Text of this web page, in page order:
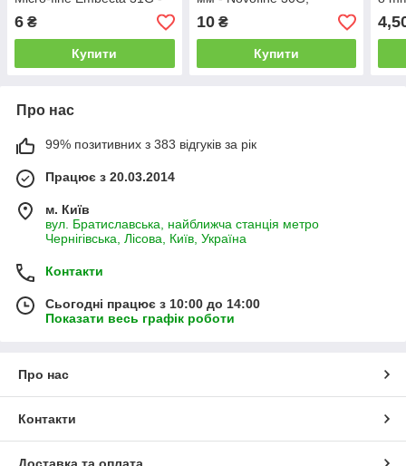
Поштучно Микрофайн
6 ₴
Купити
Поштучно
10₴
Купити
Про нас
99% позитивних з 383 відгуків за рік
Працює з 20.03.2014
м. Київ
вул. Братиславська, найближча станція метро
Чернігівська, Лісова, Київ, Україна
Контакти
Сьогодні працює з 10:00 до 14:00
Показати весь графік роботи
Про нас
Контакти